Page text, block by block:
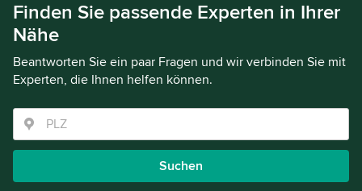
Finden Sie passende Experten in Ihrer
Nähe
Beantworten Sie ein paar Fragen und wir verbinden Sie mit
Experten, die Ihnen helfen können.
Suchen